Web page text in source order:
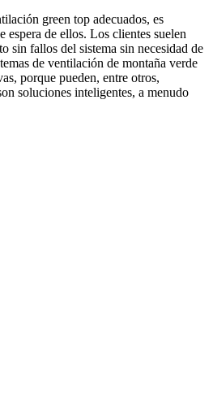
green top adecuados, es
espera de ellos. Los clientes suelen
sin fallos del sistema sin necesidad de
de ventilación de montaña verde
porque pueden, entre otros,
soluciones inteligentes, a menudo